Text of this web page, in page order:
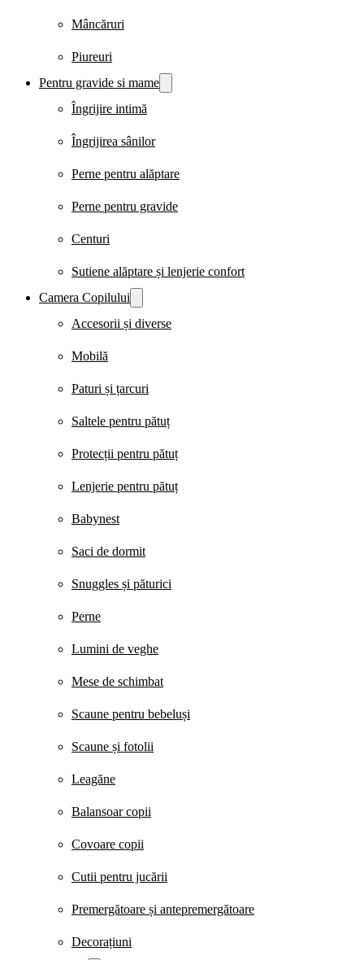
Mâncăruri
Piureuri
Pentru gravide si mame
Îngrijire intimă
Îngrijirea sânilor
Perne pentru alăptare
Perne pentru gravide
Centuri
Sutiene alăptare și lenjerie confort
Camera Copilului
Accesorii și diverse
Mobilă
Paturi și țarcuri
Saltele pentru pătuț
Protecții pentru pătuț
Lenjerie pentru pătuț
Babynest
Saci de dormit
Snuggles și păturici
Perne
Lumini de veghe
Mese de schimbat
Scaune pentru bebeluși
Scaune și fotolii
Leagăne
Balansoar copii
Covoare copii
Cutii pentru jucării
Premergătoare și antepremergătoare
Decorațiuni